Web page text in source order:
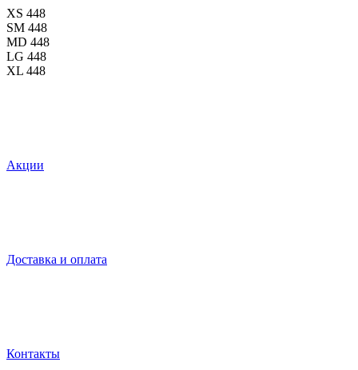
XS 448
SM 448
MD 448
LG 448
XL 448
Акции
Доставка и оплата
Контакты